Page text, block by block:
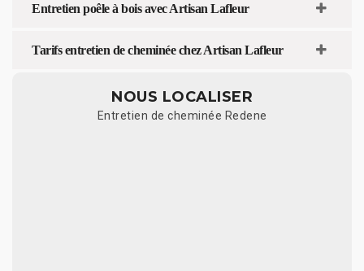
Entretien poêle à bois avec Artisan Lafleur
Tarifs entretien de cheminée chez Artisan Lafleur
NOUS LOCALISER
Entretien de cheminée Redene